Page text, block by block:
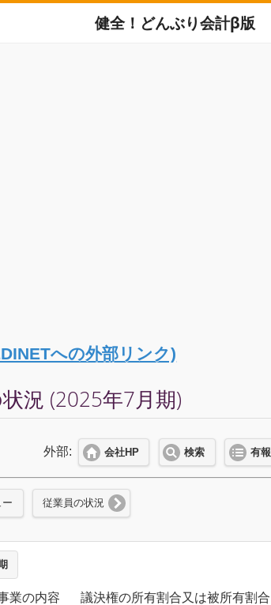
健全！どんぶり会計β版
への外部リンク)
況 (2025年7月期)
外部: 会社HP 検索 有報
ー 従業員の状況
業の内容
議決権の所有割合又は被所有割合